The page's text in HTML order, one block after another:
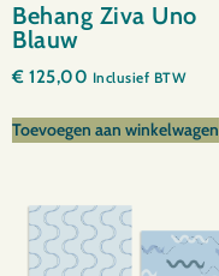
Behang Ziva Uno
Blauw
€ 125,00 Inclusief BTW
Toevoegen aan winkelwagen